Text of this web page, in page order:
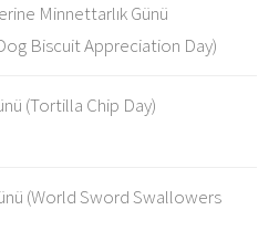
Minnettarlık Günü
Biscuit Appreciation Day)
(Tortilla Chip Day)
(World Sword Swallowers